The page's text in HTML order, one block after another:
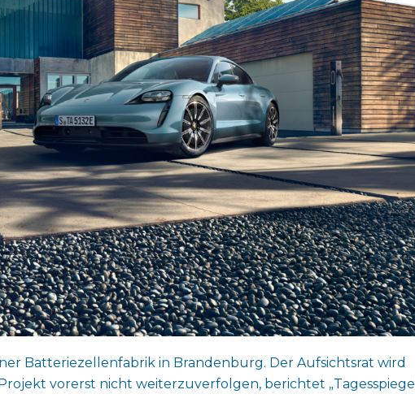
Batteriezellenfabrik in Brandenburg. Der Aufsichtsrat wird
vorerst nicht weiterzuverfolgen, berichtet „Tagesspiegel